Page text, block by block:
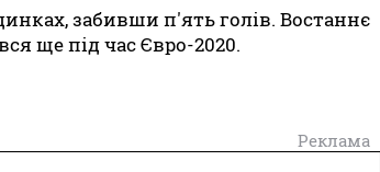
забивши п'ять голів. Востаннє
ще під час Євро-2020.
Реклама